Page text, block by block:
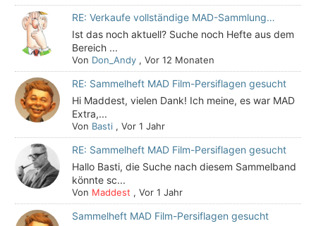
RE: Verkaufe vollständige MAD-Sammlung…
Ist das noch aktuell? Suche noch Hefte aus dem
Bereich ...
Von Don_Andy ,Vor 12 Monaten
RE: Sammelheft MAD Film-Persiflagen gesucht
Hi Maddest, vielen Dank! Ich meine, es war MAD
Extra,...
Von Basti ,Vor 1 Jahr
RE: Sammelheft MAD Film-Persiflagen gesucht
Hallo Basti, die Suche nach diesem Sammelband
könnte sc...
Von Maddest ,Vor 1 Jahr
Sammelheft MAD Film-Persiflagen gesucht